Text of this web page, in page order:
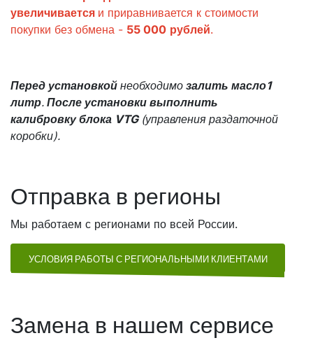
увеличивается и приравнивается к стоимости
покупки без обмена - 55 000 рублей.
Перед установкой необходимо залить масло1
литр. После установки выполнить
калибровку блока VTG(управления раздаточной
коробки).
Отправка в регионы
Мы работаем с регионами по всей России.
УСЛОВИЯ РАБОТЫ С РЕГИОНАЛЬНЫМИ КЛИЕНТАМИ
Замена в нашем сервисе